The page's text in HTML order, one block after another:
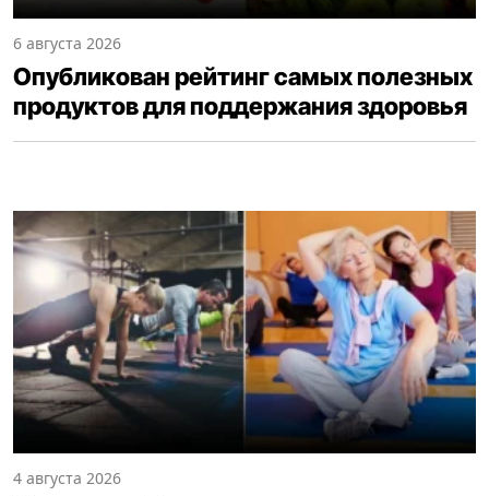
6 августа 2026
Опубликован рейтинг самых полезных
продуктов для поддержания здоровья
4 августа 2026